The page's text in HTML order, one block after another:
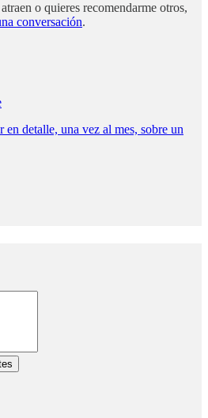
o quieres recomendarme otros,
conversación.
en detalle, una vez al mes, sobre un